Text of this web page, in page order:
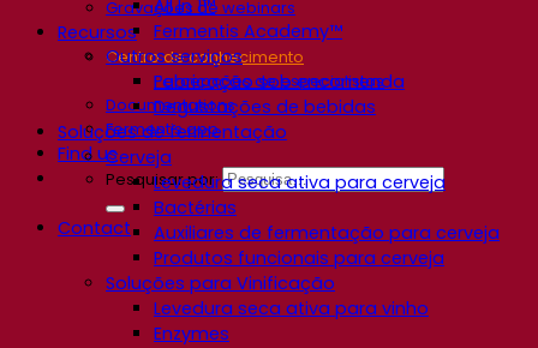
Gravações de webinars
Recursos
Centro de conhecimento
Percepções de especialistas
Documentations
Fermentis app
Find us
Pesquisar por:
Contact
All In 1™
Fermentis Academy™
Outros serviços
Fabricação sob encomenda
Degustações de bebidas
Soluções de fermentação
Cerveja
Levedura seca ativa para cerveja
Bactérias
Auxiliares de fermentação para cerveja
Produtos funcionais para cerveja
Soluções para Vinificação
Levedura seca ativa para vinho
Enzymes